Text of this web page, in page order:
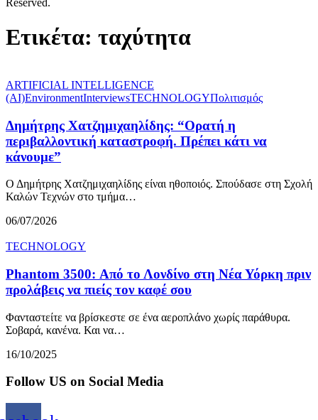
Reserved.
Ετικέτα: ταχύτητα
ARTIFICIAL INTELLIGENCE
(AI)EnvironmentInterviewsTECHNOLOGYΠολιτισμός
Δημήτρης Χατζημιχαηλίδης: “Ορατή η
περιβαλλοντική καταστροφή. Πρέπει κάτι να
κάνουμε”
Ο Δημήτρης Χατζημιχαηλίδης είναι ηθοποιός. Σπούδασε στη Σχολή
Καλών Τεχνών στο τμήμα…
06/07/2026
TECHNOLOGY
Phantom 3500: Από το Λονδίνο στη Νέα Υόρκη πριν
προλάβεις να πιείς τον καφέ σου
Φανταστείτε να βρίσκεστε σε ένα αεροπλάνο χωρίς παράθυρα.
Σοβαρά, κανένα. Και να…
16/10/2025
Follow US on Social Media